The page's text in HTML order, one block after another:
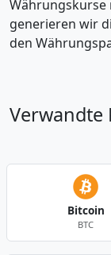
Währungskurse
generieren wir
den
Bitcoin
BTC